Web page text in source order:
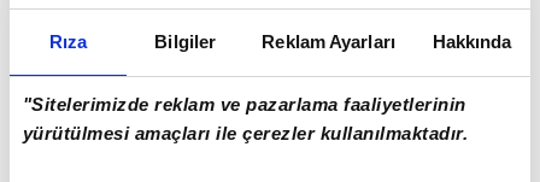
Rıza Bilgiler Reklam Ayarları Hakkında
"Sitelerimizde reklam ve pazarlama faaliyetlerinin
yürütülmesi amaçları ile çerezler kullanılmaktadır.
Haber Girişi
Mete Efendioğlu - Editör